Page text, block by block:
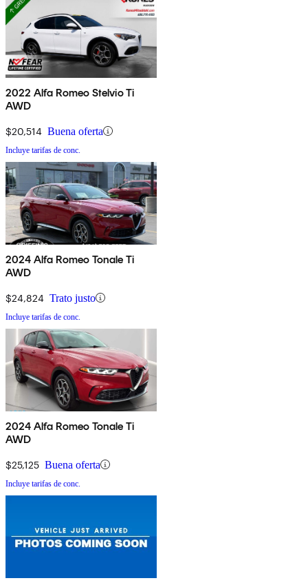
2022 Alfa Romeo Stelvio Ti
AWD
$20,514 Buena oferta
Incluye tarifas de conc.
2024 Alfa Romeo Tonale Ti
AWD
$24,824 Trato justo
Incluye tarifas de conc.
2024 Alfa Romeo Tonale Ti
AWD
$25,125 Buena oferta
Incluye tarifas de conc.